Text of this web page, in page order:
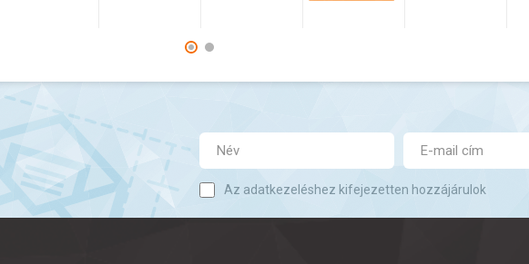
Az adatkezeléshez kifejezetten hozzájárulok